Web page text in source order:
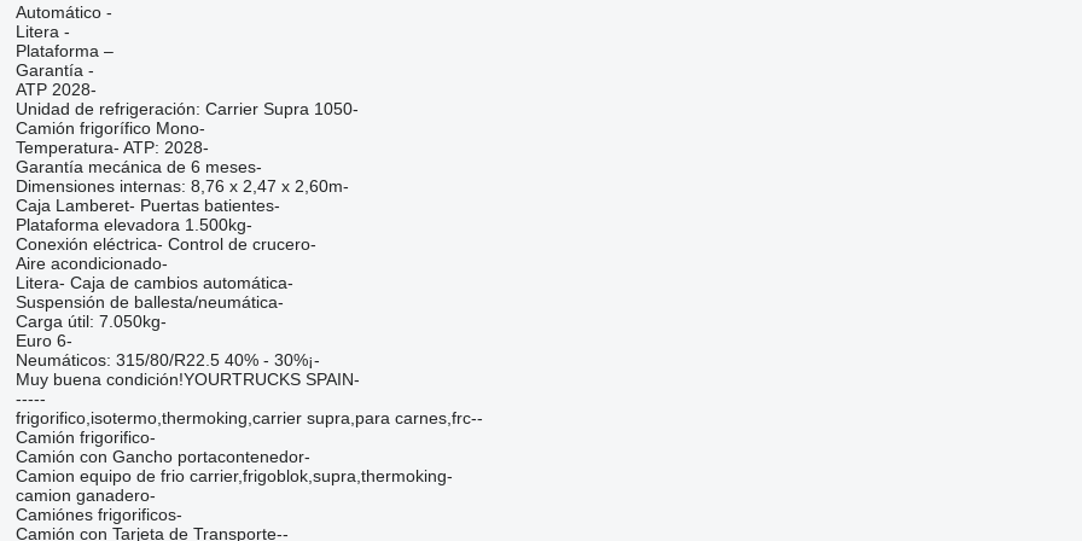
Automático -
Litera -
Plataforma –
Garantía -
ATP 2028-
Unidad de refrigeración: Carrier Supra 1050-
Camión frigorífico Mono-
Temperatura- ATP: 2028-
Garantía mecánica de 6 meses-
Dimensiones internas: 8,76 x 2,47 x 2,60m-
Caja Lamberet- Puertas batientes-
Plataforma elevadora 1.500kg-
Conexión eléctrica- Control de crucero-
Aire acondicionado-
Litera- Caja de cambios automática-
Suspensión de ballesta/neumática-
Carga útil: 7.050kg-
Euro 6-
Neumáticos: 315/80/R22.5 40% - 30%¡-
Muy buena condición!YOURTRUCKS SPAIN-
-----
frigorifico,isotermo,thermoking,carrier supra,para carnes,frc--
Camión frigorifico-
Camión con Gancho portacontenedor-
Camion equipo de frio carrier,frigoblok,supra,thermoking-
camion ganadero-
Camiónes frigorificos-
Camión con Tarjeta de Transporte--